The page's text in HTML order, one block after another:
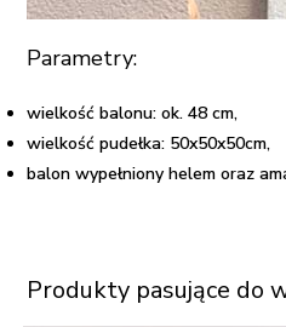
Parametry:
wielkość balonu: ok. 48 cm,
wielkość pudełka: 50x50x50cm,
balon wypełniony helem oraz
Produkty pasujące do